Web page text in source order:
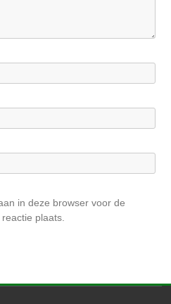
in deze browser voor de
plaats.